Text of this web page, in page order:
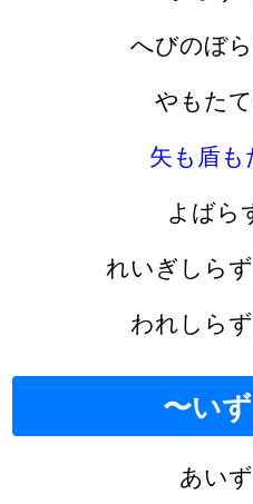
へびのぼ
やもた
矢も盾
よばら
れいぎしらず
われしらず
〜い
あいず